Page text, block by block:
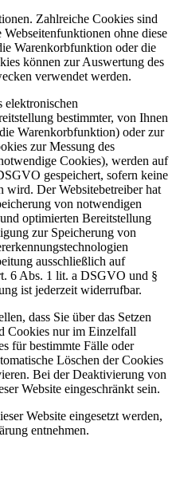
Zahlreiche Cookies sind
ohne diese
Warenkorbfunktion oder die
können zur Auswertung des
verwendet werden.
elektronischen
bestimmter, von Ihnen
Warenkorbfunktion) oder zur
zur Messung des
Cookies), werden auf
gespeichert, sofern keine
wird. Der Websitebetreiber hat
von notwendigen
optimierten Bereitstellung
zur Speicherung von
ausschließlich auf
6 Abs. 1 lit. a DSGVO und §
ist jederzeit widerrufbar.
dass Sie über das Setzen
Cookies nur im Einzelfall
für bestimmte Fälle oder
Löschen der Cookies
Bei der Deaktivierung von
Website eingeschränkt sein.
Website eingesetzt werden,
entnehmen.